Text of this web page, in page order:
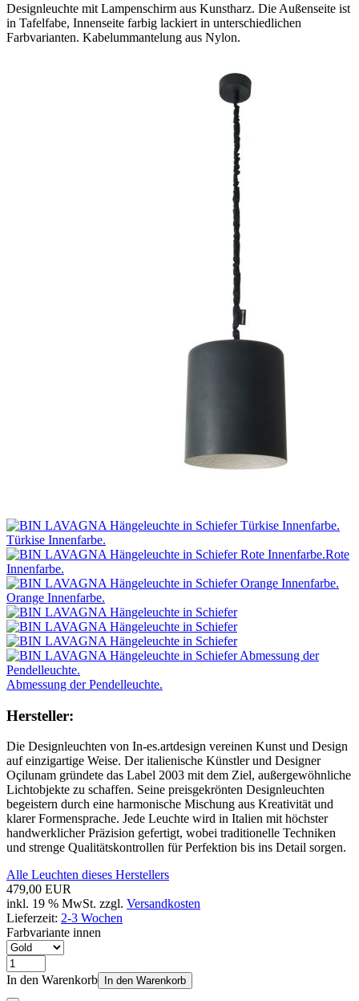
Designleuchte mit Lampenschirm aus Kunstharz. Die Außenseite ist
in Tafelfabe, Innenseite farbig lackiert in unterschiedlichen
Farbvarianten. Kabelummantelung aus Nylon.
Türkise Innenfarbe.
Rote
Innenfarbe.
Orange Innenfarbe.
Abmessung der Pendelleuchte.
Hersteller:
Die Designleuchten von In-es.artdesign vereinen Kunst und Design
auf einzigartige Weise. Der italienische Künstler und Designer
Oçilunam gründete das Label 2003 mit dem Ziel, außergewöhnliche
Lichtobjekte zu schaffen. Seine preisgekrönten Designleuchten
begeistern durch eine harmonische Mischung aus Kreativität und
klarer Formensprache. Jede Leuchte wird in Italien mit höchster
handwerklicher Präzision gefertigt, wobei traditionelle Techniken
und strenge Qualitätskontrollen für Perfektion bis ins Detail sorgen.
Alle Leuchten dieses Herstellers
479,00 EUR
inkl. 19 % MwSt. zzgl. Versandkosten
Lieferzeit: 2-3 Wochen
Farbvariante innen
In den Warenkorb In den Warenkorb